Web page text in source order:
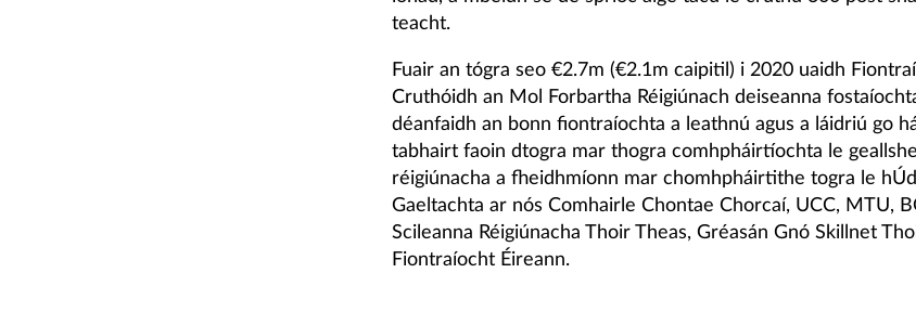
teacht.
Fuair an tógra seo €2.7m (€2.1m caipitil) i 2020 uaidh
Cruthóidh an Mol Forbartha Réigiúnach deiseanna
déanfaidh an bonn fiontraíochta a leathnú agus a láidriú go
tabhairt faoin dtogra mar thogra comhpháirtíochta le
réigiúnacha a fheidhmíonn mar chomhpháirtithe togra le
Gaeltachta ar nós Comhairle Chontae Chorcaí, UCC, MTU,
Scileanna Réigiúnacha Thoir Theas, Gréasán Gnó Skillnet
Fiontraíocht Éireann.